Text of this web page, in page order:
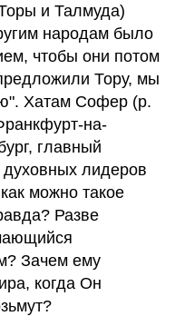
и Талмуда)
народам было
чтобы они потом
Тору, мы
Хатам Софер (р.
на-
главный
духовных лидеров
можно такое
Разве
Зачем ему
когда Он